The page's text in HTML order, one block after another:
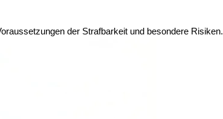
der Strafbarkeit und besondere Risiken.